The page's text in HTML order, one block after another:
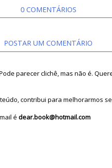
0 COMENTÁRIOS
POSTAR UM COMENTÁRIO
parecer clichê, mas não é.
contribui para melhorarmos
édear.book@hotmail.com